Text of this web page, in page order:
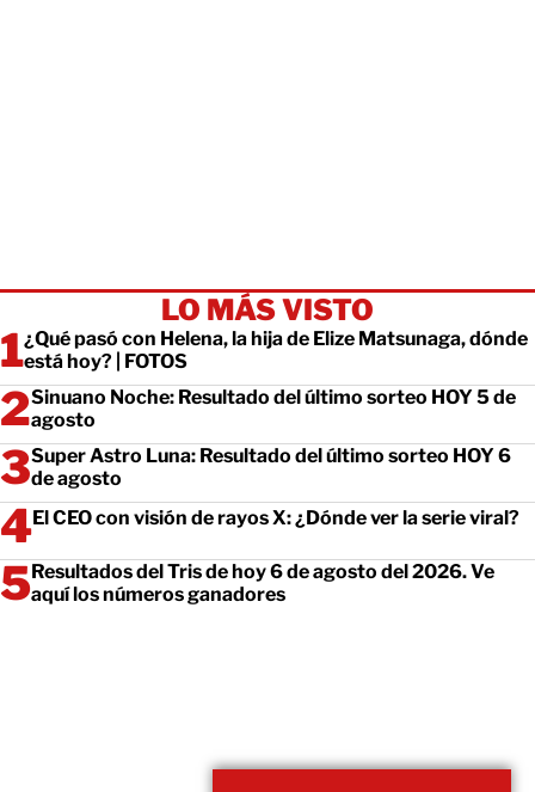
LO MÁS VISTO
¿Qué pasó con Helena, la hija de Elize Matsunaga, dónde
está hoy? | FOTOS
Sinuano Noche: Resultado del último sorteo HOY 5 de
agosto
Super Astro Luna: Resultado del último sorteo HOY 6
de agosto
El CEO con visión de rayos X: ¿Dónde ver la serie viral?
Resultados del Tris de hoy 6 de agosto del 2026. Ve
aquí los números ganadores